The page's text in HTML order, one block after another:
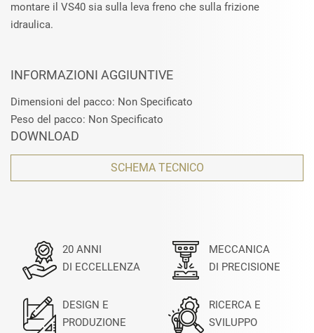
montare il VS40 sia sulla leva freno che sulla frizione
idraulica.
INFORMAZIONI AGGIUNTIVE
Dimensioni del pacco: Non Specificato
Peso del pacco: Non Specificato
DOWNLOAD
SCHEMA TECNICO
20 ANNI
DI ECCELLENZA
MECCANICA
DI PRECISIONE
DESIGN E
PRODUZIONE
RICERCA E
SVILUPPO